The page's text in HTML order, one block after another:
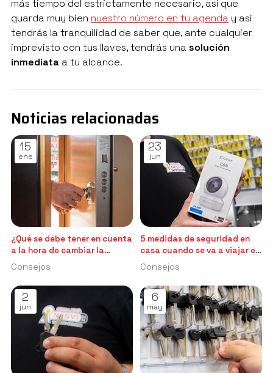
más tiempo del estrictamente necesario, así que
guarda muy bien nuestro número en tu agenday así
tendrás la tranquilidad de saber que, ante cualquier
imprevisto con tus llaves, tendrás unasolución
inmediata a tu alcance.
Noticias relacionadas
15
ene
¿Qué se debe tener en cuenta
a la hora de cambiar la
cerradura?
Consejos
23
jun
5 medidas de seguridad en
casa cuando se va a viajar en
verano
Consejos
2
jun
6
may